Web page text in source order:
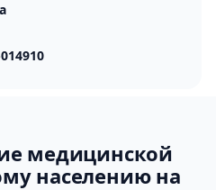
медицинской
населению на